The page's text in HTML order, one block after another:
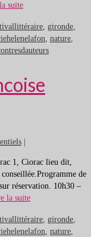
suite
, gironde,
, nature,
1, Ciorac lieu dit,
de
réservation. 10h30 –
la suite
, gironde,
, nature,